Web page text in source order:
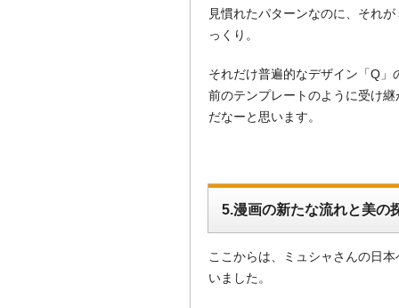
見慣れたパターンなのに、それ
っくり。
それだけ普遍的なデザイン「Q
前のテンプレートのように受け
だなーと思います。
5.漫画の新たな流れと美の
ここからは、ミュシャさんの日
いました。